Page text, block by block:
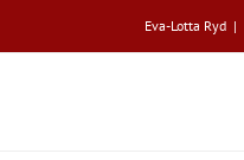
innehållet
Eva-Lotta Ryd |